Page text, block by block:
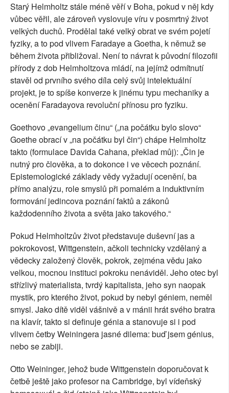
Starý Helmholtz stále méně věří v Boha, pokud v něj kdy
vůbec věřil, ale zároveň vyslovuje víru v posmrtný život
velkých duchů. Prodělal také velký obrat ve svém pojetí
fyziky, a to pod vlivem Faradaye a Goetha, k němuž se
během života přibližoval. Není to návrat k původní filozofii
přírody z dob Helmholtzova mládí, na jejímž odmítnutí
stavěl od prvního svého díla celý svůj intelektuální
projekt, je to spíše konverze k jinému typu mechaniky a
ocenění Faradayova revoluční přínosu pro fyziku.
Goethovo „evangelium činu“ („na počátku bylo slovo“
Goethe obrací v „na počátku byl čin“) chápe Helmholtz
takto (formulace Davida Cahana, překlad můj): „Čin je
nutný pro člověka, a to dokonce i ve věcech poznání.
Epistemologické základy vědy vyžadují ocenění, ba
přímo analýzu, role smyslů při pomalém a induktivním
formování jedincova poznání faktů a zákonů
každodenního života a světa jako takového.“
Pokud Helmholtzův život představuje duševní jas a
pokrokovost, Wittgenstein, ačkoli technicky vzdělaný a
vědecky založený člověk, pokrok, zejména vědu jako
velkou, mocnou instituci pokroku nenáviděl. Jeho otec byl
střízlivý materialista, tvrdý kapitalista, jeho syn naopak
mystik, pro kterého život, pokud by nebyl géniem, neměl
smysl. Jako dítě viděl vášnivě a v mánii hrát svého bratra
na klavír, takto si definuje génia a stanovuje si i pod
vlivem četby Weiningera jasné dilema: buď jsem génius,
nebo se zabiji.
Otto Weininger, jehož bude Wittgenstein doporučovat k
četbě ještě jako profesor na Cambridge, byl vídeňský